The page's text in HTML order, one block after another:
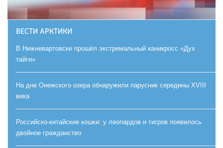
ВЕСТИ АРКТИКИ
В Нижневартовске прошёл экстремальный каникросс «Дух
тайги»
На дне Онежского озера обнаружили парусник середины XVIII
века
Российско-китайские кошки: у леопардов и тигров появилось
двойное гражданство